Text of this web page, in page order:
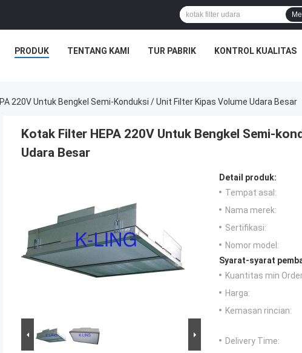
PRODUK TENTANG KAMI TUR PABRIK KONTROL KUALITAS
220V Untuk Bengkel Semi-Konduksi / Unit Filter Kipas Volume Udara Besar
Kotak Filter HEPA 220V Untuk Bengkel Semi-
Udara Besar
Detail produk:
Tempat asal:
Nama merek:
Sertifikasi:
Nomor model:
Syarat-syarat
Kuantitas min
Harga:
Kemasan rincian:
Delivery Time: